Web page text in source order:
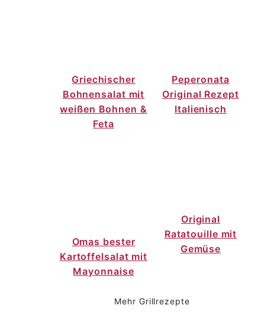
Griechischer
Bohnensalat mit
weißen Bohnen &
Feta
Peperonata
Original Rezept
Italienisch
Omas bester
Kartoffelsalat mit
Mayonnaise
Original
Ratatouille mit
Gemüse
Mehr Grillrezepte